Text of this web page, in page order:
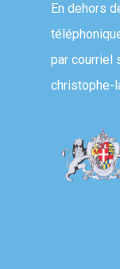
En dehors
par courriel
christophe-